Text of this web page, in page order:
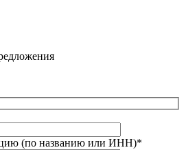
(по названию или ИНН)*